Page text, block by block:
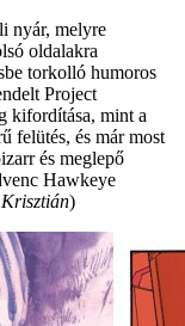
nyár, melyre
oldalakra
torkolló humoros
Project
kifordítása, mint a
felütés, és már most
és meglepő
Hawkeye
)